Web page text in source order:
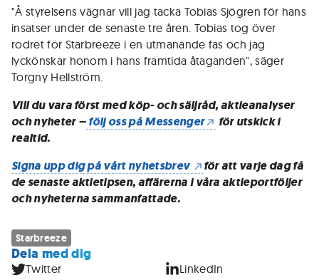
"Å styrelsens vägnar vill jag tacka Tobias Sjögren för hans
insatser under de senaste tre åren. Tobias tog över
rodret för Starbreeze i en utmanande fas och jag
lyckönskar honom i hans framtida åtaganden", säger
Torgny Hellström.
Vill du vara först med köp- och säljråd, aktieanalyser
och nyheter –följ oss på Messenger
för utskick i
realtid.
Signa upp dig på vårt nyhetsbrev
för att varje dag få
de senaste aktietipsen, affärerna i våra aktieportföljer
och nyheterna sammanfattade.
Starbreeze
Dela med dig
Twitter LinkedIn